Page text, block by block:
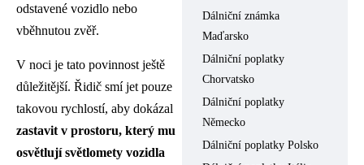
odstavené vozidlo nebo
vběhnutou zvěř.
V noci je tato povinnost ještě
důležitější. Řidič smí jet pouze
takovou rychlostí, aby dokázal
zastavit v prostoru, který mu
osvětlují světlomety vozidla
Dálniční známka
Maďarsko
Dálniční poplatky
Chorvatsko
Dálniční poplatky
Německo
Dálniční poplatky Polsko